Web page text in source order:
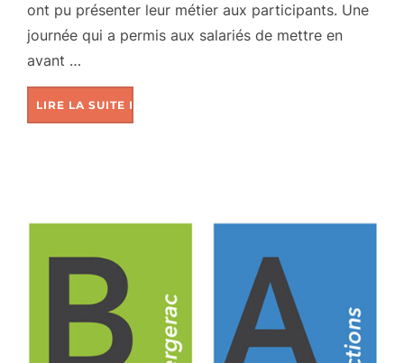
ont pu présenter leur métier aux participants. Une
journée qui a permis aux salariés de mettre en
avant …
LIRE LA SUITE DE